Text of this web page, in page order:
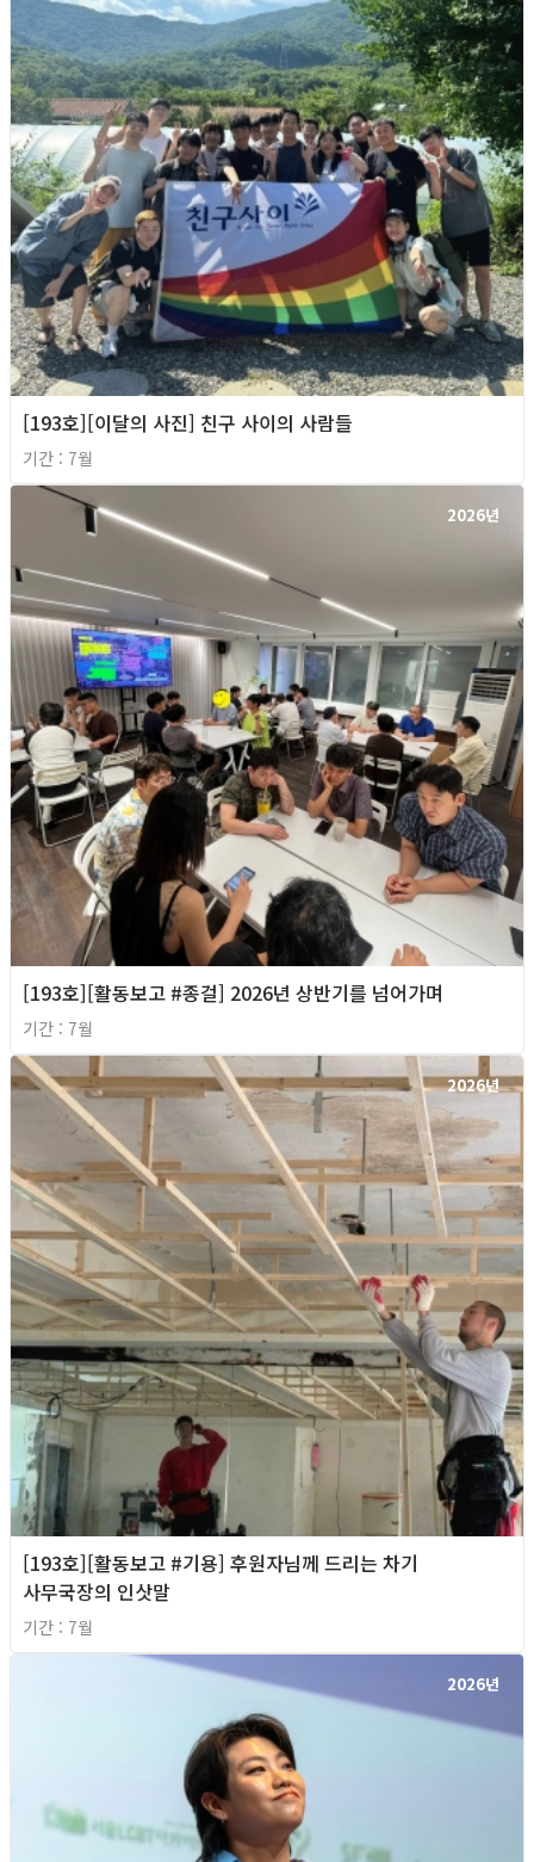
[193호][이달의 사진] 친구 사이의 사람들
기간 : 7월
2026년
[193호][활동보고 #종걸] 2026년 상반기를 넘어가며
기간 : 7월
2026년
[193호][활동보고 #기용] 후원자님께 드리는 차기
사무국장의 인삿말
기간 : 7월
2026년